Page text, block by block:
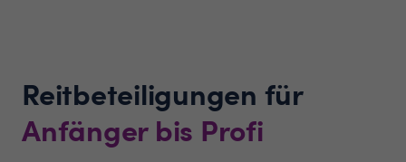
Reitbeteiligungen für
Anfänger bis Profi